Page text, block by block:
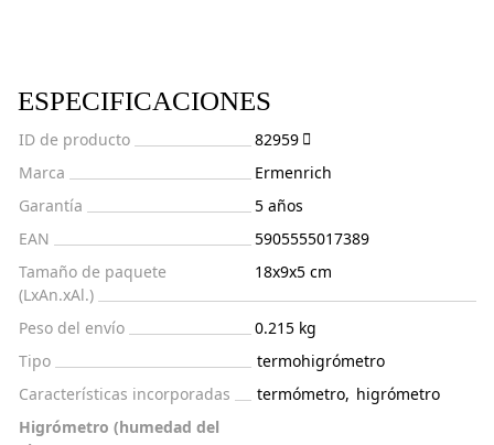
ESPECIFICACIONES
ID de producto
82959
Marca
Ermenrich
Garantía
5 años
EAN
5905555017389
Tamaño de paquete
(LxAn.xAl.)
18x9x5 cm
Peso del envío
0.215 kg
Tipo
termohigrómetro
Características incorporadas
termómetro, higrómetro
Higrómetro (humedad del